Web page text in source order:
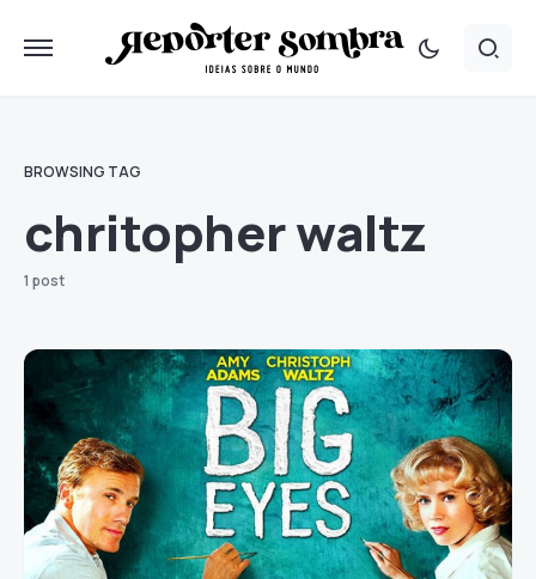
BROWSING TAG
chritopher waltz
1 post